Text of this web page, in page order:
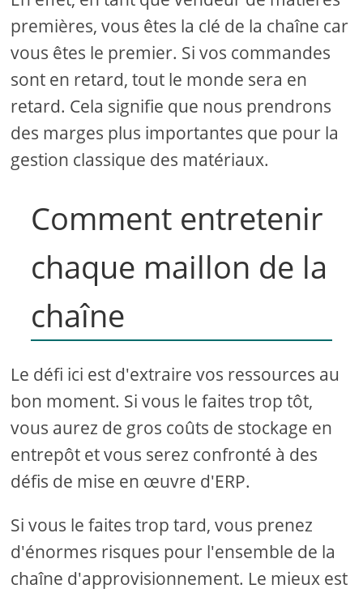
premières, vous êtes la clé de la chaîne car
vous êtes le premier. Si vos commandes
sont en retard, tout le monde sera en
retard. Cela signifie que nous prendrons
des marges plus importantes que pour la
gestion classique des matériaux.
Comment entretenir
chaque maillon de la
chaîne
Le défi ici est d'extraire vos ressources au
bon moment. Si vous le faites trop tôt,
vous aurez de gros coûts de stockage en
entrepôt et vous serez confronté à des
défis de mise en œuvre d'ERP.
Si vous le faites trop tard, vous prenez
d'énormes risques pour l'ensemble de la
chaîne d'approvisionnement. Le mieux est